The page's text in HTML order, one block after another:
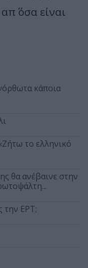
όσα είναι
κάποια
το ελληνικό
θα ανέβαινε στην
την ΕΡΤ;